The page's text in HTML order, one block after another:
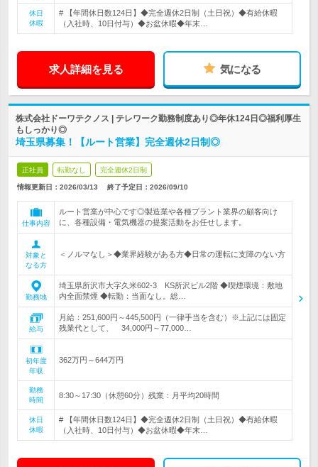
休日
休暇
# 【年間休日数124日】◆完全週休2日制（土日祝）◆有給休暇
（入社時、10日付与）◆お盆休暇◆年末…
求人詳細を見る 気になる
株式会社ドーワテクノス | テレワーク勤務制度あり◎年休124日◎福利厚生
もしっかり◎
埼玉県募集！【ルート営業】完全週休2日制◎
正社員 転勤なし 完全週休2日制
情報更新日：2026/03/13 終了予定日： 2026/09/10
仕事内容
ルート営業が中心です◎製造業や各種プラント業界の顧客向け
に、各種設備・電気機器の提案活動をお任せします。
対象と
なる方
＜ノルマなし＞◆業界経験がある方◆日常の運転に支障のない方
勤務地
埼玉県所沢市大字久米602-3 KS所沢ビル2階 ◆喫煙環境：敷地
内全面禁煙 ◆転勤：当面なし。総…
給与
月給：251,600円～445,500円（一律手当を含む）※上記には固定
残業代として、 34,000円～77,000…
初年度
年収
362万円～644万円
勤務
時間
8:30～17:30（休憩60分）残業：月平均20時間
休日
休暇
# 【年間休日数124日】◆完全週休2日制（土日祝）◆有給休暇
（入社時、10日付与）◆お盆休暇◆年末…